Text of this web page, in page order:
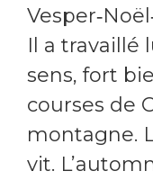
Il a travaillé
sens, fort
courses de
montagne.
vit.